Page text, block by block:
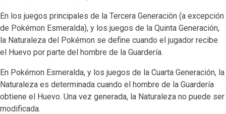
En los juegos principales de la Tercera Generación (a excepción
de Pokémon Esmeralda), y los juegos de la Quinta Generación,
la Naturaleza del Pokémon se define cuando el jugador recibe
el Huevo por parte del hombre de la Guardería.
En Pokémon Esmeralda, y los juegos de la Cuarta Generación, la
Naturaleza es determinada cuando el hombre de la Guardería
obtiene el Huevo. Una vez generada, la Naturaleza no puede ser
modificada.